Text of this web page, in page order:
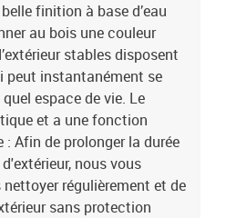
finition à base d’eau
au bois une couleur
stables disposent
peut instantanément se
espace de vie. Le
et a une fonction
Afin de prolonger la durée
nous vous
régulièrement et de
sans protection